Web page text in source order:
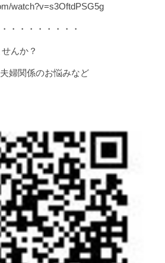
watch?v=s3OftdPSG5g
・・・・・・・・
んか？
婦関係のお悩みなど